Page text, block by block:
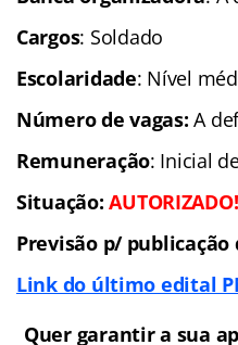
Cargos: Soldado
Escolaridade: Nível
Número de vagas: A
Remuneração: Inicial
Situação:AUTORIZADO!
Previsão p/ publicação
Link do último edital
Quer garantir a sua